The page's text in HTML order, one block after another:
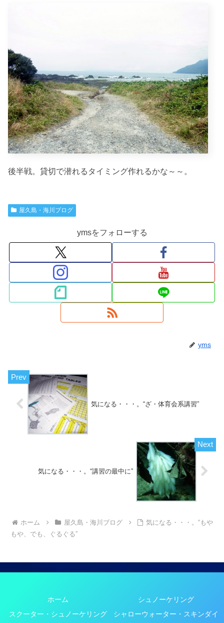
後半戦。貸切で潜れるタイミング作れるかな～～。
屋久島・海川ブログ
ymsをフォローする
yms
気になる・・・。“ざ・体育会系講習”
気になる・・・。“講習の最中に”
ホーム 屋久島・海川ブログ
気になる・・・。“もや
もや、でも、ぐるぐる”
ホーム
シュノーケリング
スクーター・シュノーケリング
シャローウォーター・スキンダイ